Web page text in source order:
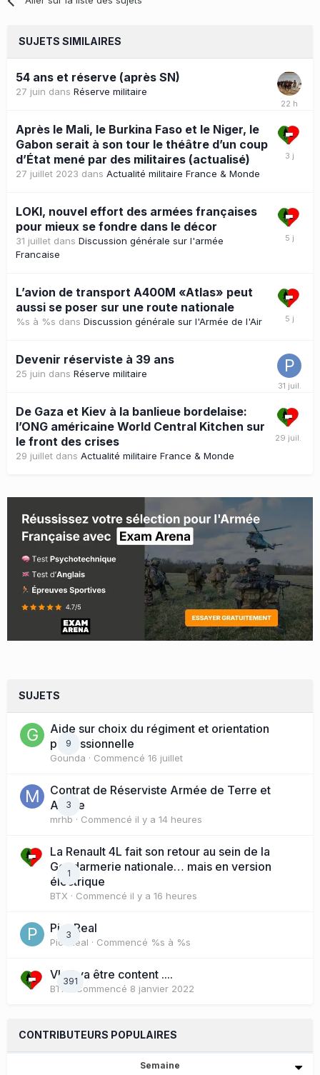
SUJETS SIMILAIRES
54 ans et réserve (après SN)
27 juin dans Réserve militaire
Après le Mali, le Burkina Faso et le Niger, le
Gabon serait à son tour le théâtre d’un coup
d’État mené par des militaires (actualisé)
27 juillet 2023 dans Actualité militaire France & Monde
LOKI, nouvel effort des armées françaises
pour mieux se fondre dans le décor
31 juillet dans Discussion générale sur l'armée
Francaise
L’avion de transport A400M «Atlas» peut
aussi se poser sur une route nationale
%s à %s dans Discussion générale sur l'Armée de l'Air
Devenir réserviste à 39 ans
25 juin dans Réserve militaire
De Gaza et Kiev à la banlieue bordelaise:
l’ONG américaine World Central Kitchen sur
le front des crises
29 juillet dans Actualité militaire France & Monde
SUJETS
9
Aide sur choix du régiment et orientation
professionnelle
Gounda · Commencé 16 juillet
3
Contrat de Réserviste Armée de Terre et
Active
mrhb · Commencé il y a 14 heures
1
La Renault 4L fait son retour au sein de la
Gendarmerie nationale… mais en version
électrique
BTX · Commencé il y a 16 heures
3
PicoReal
PicoReal · Commencé %s à %s
391
Vlad va être content ....
BTX · Commencé 8 janvier 2022
CONTRIBUTEURS POPULAIRES
Semaine